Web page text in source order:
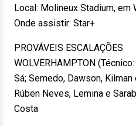
Local: Molineux Stadium, em
Onde assistir: Star+
PROVÁVEIS ESCALAÇÕES
WOLVERHAMPTON
Sá; Semedo, Dawson,
Rúben Neves, Lemina e
Costa